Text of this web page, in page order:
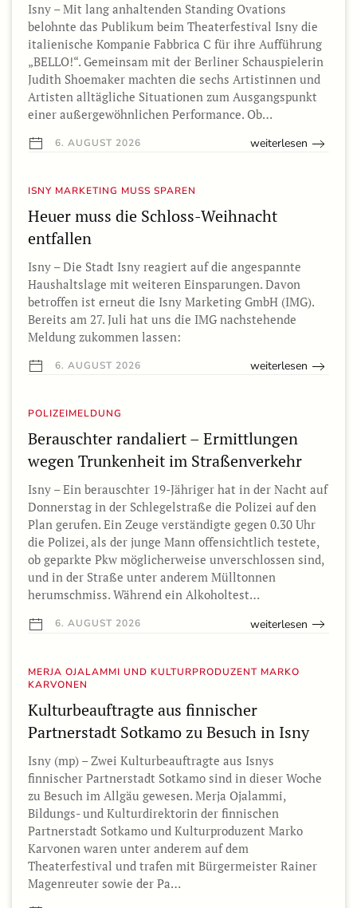
Isny – Mit lang anhaltenden Standing Ovations
belohnte das Publikum beim Theaterfestival Isny die
italienische Kompanie Fabbrica C für ihre Aufführung
„BELLO!“. Gemeinsam mit der Berliner Schauspielerin
Judith Shoemaker machten die sechs Artistinnen und
Artisten alltägliche Situationen zum Ausgangspunkt
einer außergewöhnlichen Performance. Ob…
6. AUGUST 2026 weiterlesen
ISNY MARKETING MUSS SPAREN
Heuer muss die Schloss-Weihnacht
entfallen
Isny – Die Stadt Isny reagiert auf die angespannte
Haushaltslage mit weiteren Einsparungen. Davon
betroffen ist erneut die Isny Marketing GmbH (IMG).
Bereits am 27. Juli hat uns die IMG nachstehende
Meldung zukommen lassen:
6. AUGUST 2026 weiterlesen
POLIZEIMELDUNG
Berauschter randaliert – Ermittlungen
wegen Trunkenheit im Straßenverkehr
Isny – Ein berauschter 19-Jähriger hat in der Nacht auf
Donnerstag in der Schlegelstraße die Polizei auf den
Plan gerufen. Ein Zeuge verständigte gegen 0.30 Uhr
die Polizei, als der junge Mann offensichtlich testete,
ob geparkte Pkw möglicherweise unverschlossen sind,
und in der Straße unter anderem Mülltonnen
herumschmiss. Während ein Alkoholtest…
6. AUGUST 2026 weiterlesen
MERJA OJALAMMI UND KULTURPRODUZENT MARKO
KARVONEN
Kulturbeauftragte aus finnischer
Partnerstadt Sotkamo zu Besuch in Isny
Isny (mp) – Zwei Kulturbeauftragte aus Isnys
finnischer Partnerstadt Sotkamo sind in dieser Woche
zu Besuch im Allgäu gewesen. Merja Ojalammi,
Bildungs- und Kulturdirektorin der finnischen
Partnerstadt Sotkamo und Kulturproduzent Marko
Karvonen waren unter anderem auf dem
Theaterfestival und trafen mit Bürgermeister Rainer
Magenreuter sowie der Pa…